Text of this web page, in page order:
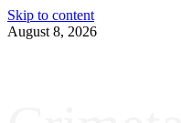
Skip to content
August 8, 2026